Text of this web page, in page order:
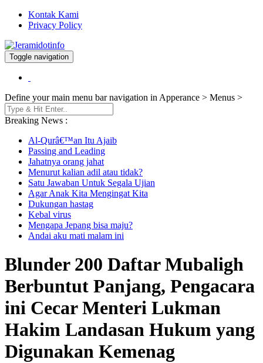
Kontak Kami
Privacy Policy
Jeramidotinfo
Berita dan Informasi Terkini
Toggle navigation
Define your main menu bar navigation in Apperance > Menus >
Breaking News :
Al-Qurâ€™an Itu Ajaib
Passing and Leading
Jahatnya orang jahat
Menurut kalian adil atau tidak?
Satu Jawaban Untuk Segala Ujian
Agar Anak Kita Mengingat Kita
Dukungan hastag
Kebal virus
Mengapa Jepang bisa maju?
Andai aku mati malam ini
Blunder 200 Daftar Mubaligh
Berbuntut Panjang, Pengacara
ini Cecar Menteri Lukman
Hakim Landasan Hukum yang
Digunakan Kemenag